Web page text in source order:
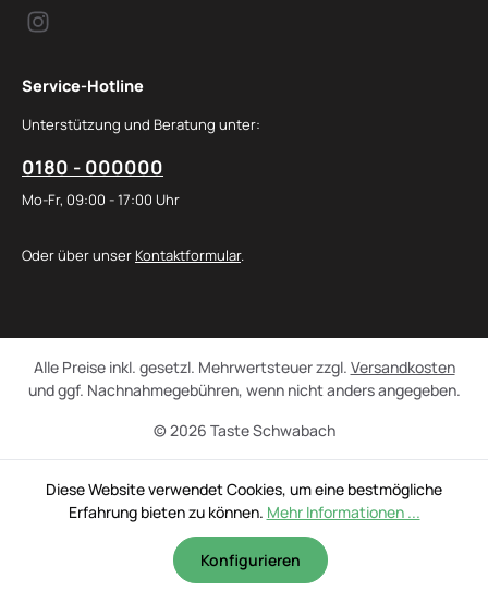
Service-Hotline
Unterstützung und Beratung unter:
0180 - 000000
Mo-Fr, 09:00 - 17:00 Uhr
Oder über unser Kontaktformular.
© 2026 Taste Schwabach
Alle Preise inkl. gesetzl. Mehrwertsteuer zzgl. Versandkosten
und ggf. Nachnahmegebühren, wenn nicht anders angegeben.
Diese Website verwendet Cookies, um eine bestmögliche
Erfahrung bieten zu können. Mehr Informationen ...
Konfigurieren